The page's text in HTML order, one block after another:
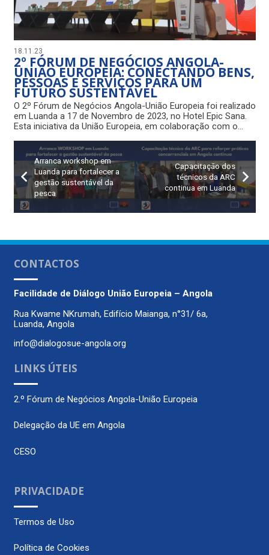
18.11.23
2º FÓRUM DE NEGÓCIOS ANGOLA-
UNIÃO EUROPEIA: CONECTANDO BENS,
PESSOAS E SERVIÇOS PARA UM
FUTURO SUSTENTÁVEL
O 2º Fórum de Negócios Angola-União Europeia foi realizado
em Luanda a 17 de Novembro de 2023, no Hotel Epic Sana.
Esta iniciativa da União Europeia, em colaboração com o…
Arranca workshop em
Luanda para fortalecer a
gestão sustentável da
pesca
Capacitação dos
técnicos da ARC
continua em Luanda
CONTACTOS
Facilidade de Diálogo União Europeia – Angola
Rua Kwame NKrumah, Edifício Maianga, n°31/ 6a,
Luanda, Angola
info@dialogosue-angola.org
LINKS ÚTEIS
2.º Fórum de Negócios Angola-União Europeia
Delegação da UE em Angola
CESO
PRIVACIDADE
Termos de Uso
Política de Cookies